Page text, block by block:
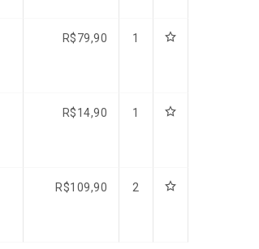
R$79,90 1
R$14,90 1
R$109,90 2